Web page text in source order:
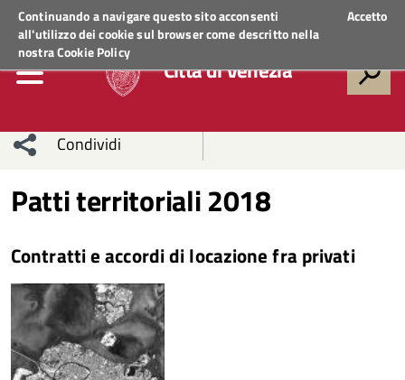
Continuando a navigare questo sito acconsenti
all'utilizzo dei cookie sul browser come descritto nella
nostraCookie Policy
Accetto
Regione VenetoACCEDI AI SERVIZI
Città di Venezia
Condividi
network
Condividi
Condividi
Facebook
su
Twitter
Condividi
Facebook
Condividi
Patti territoriali 2018
Contratti e accordi di locazione fra privati